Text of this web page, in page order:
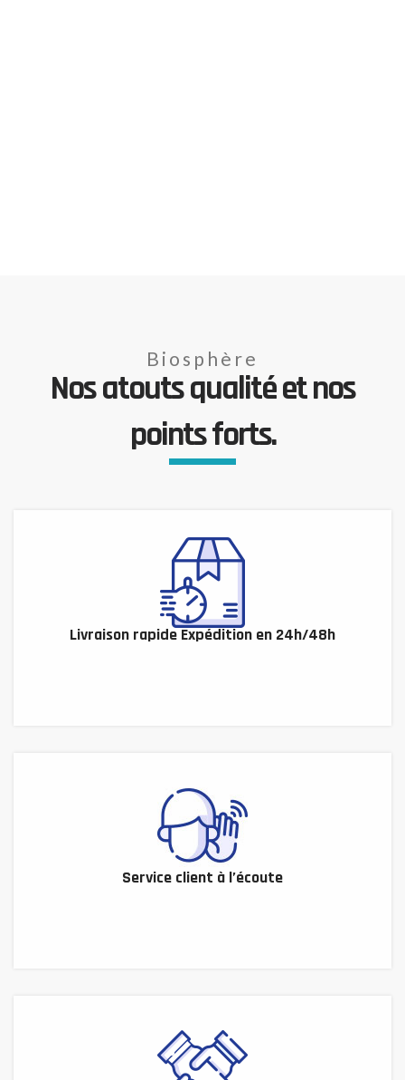
Biosphère
Nos atouts qualité et nos
points forts.
Livraison rapide Expédition en 24h/48h
Service client à l’écoute